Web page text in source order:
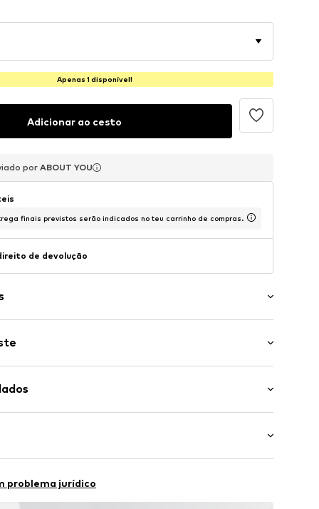
Apenas 1 disponível!
Adicionar ao cesto
porABOUT YOU
porABOUT YOU
porABOUT YOU
finais previstos serão indicados no teu carrinho de compras.
de devolução
7 buracos
Plástico
têxteis de origem animal: sim
Casual
problema jurídico